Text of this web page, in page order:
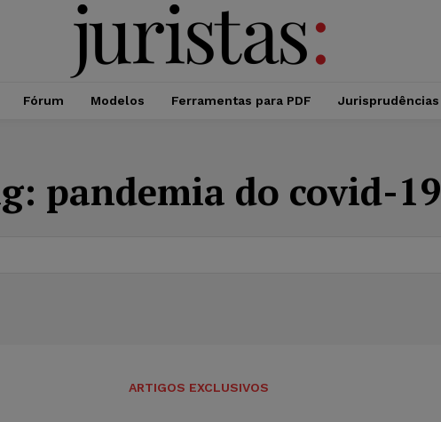
Fórum Modelos Ferramentas para PDF Jurisprudências
pandemia do covid-19
ARTIGOS EXCLUSIVOS